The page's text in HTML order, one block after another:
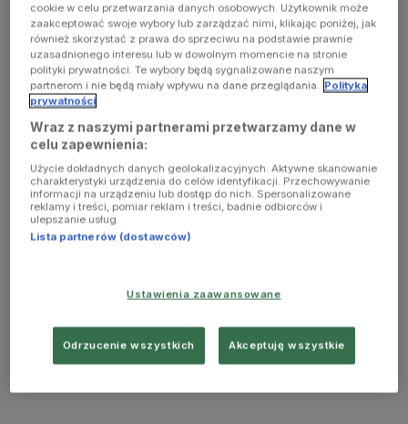
cookie w celu przetwarzania danych osobowych. Użytkownik może
zaakceptować swoje wybory lub zarządzać nimi, klikając poniżej, jak
również skorzystać z prawa do sprzeciwu na podstawie prawnie
uzasadnionego interesu lub w dowolnym momencie na stronie
polityki prywatności. Te wybory będą sygnalizowane naszym
partnerom i nie będą miały wpływu na dane przeglądania. Polityka
prywatności
Wraz z naszymi partnerami przetwarzamy dane w
celu zapewnienia:
Użycie dokładnych danych geolokalizacyjnych. Aktywne skanowanie
charakterystyki urządzenia do celów identyfikacji. Przechowywanie
informacji na urządzeniu lub dostęp do nich. Spersonalizowane
reklamy i treści, pomiar reklam i treści, badnie odbiorców i
ulepszanie usług.
Lista partnerów (dostawców)
Ustawienia zaawansowane
Odrzucenie wszystkich Akceptuję wszystkie